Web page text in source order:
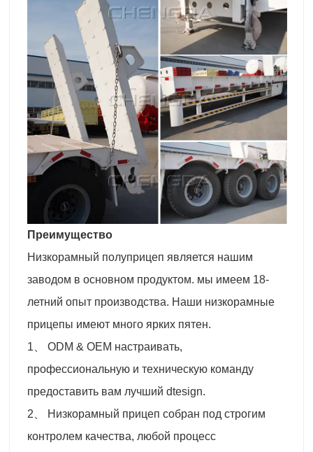
Преимущество
Низкорамный полуприцеп является нашим
заводом в основном продуктом. мы имеем 18-
летний опыт производства. Наши низкорамные
прицепы имеют много ярких пятен.
1、 ODM & OEM настраивать,
профессиональную и техническую команду
предоставить вам лучший dtesign.
2、 Низкорамный прицеп собран под строгим
контролем качества, любой процесс